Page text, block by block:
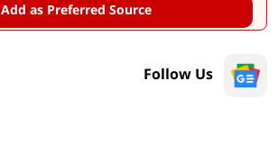
Add as Preferred Source
Follow Us